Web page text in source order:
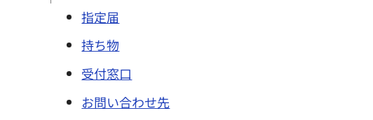
指定届
持ち物
受付窓口
お問い合わせ先